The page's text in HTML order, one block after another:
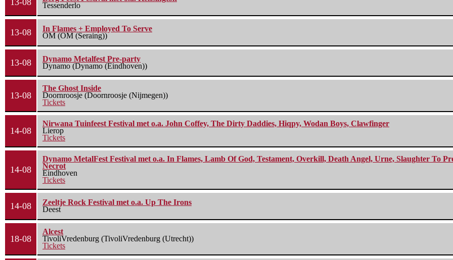
13-08
Tessenderlo
13-08
In Flames + Employed To Serve
OM (OM (Seraing))
13-08
Dynamo Metalfest Pre-party
Dynamo (Dynamo (Eindhoven))
13-08
The Ghost Inside
Doornroosje (Doornroosje (Nijmegen))
Tickets
14-08
Nirwana Tuinfeest Festival met o.a. John Coffey, The Dirty Daddies, Hiqpy, Wodan Boys, Clawfinger
Lierop
Tickets
14-08
Dynamo MetalFest Festival met o.a. In Flames, Lamb Of God, Testament, Overkill, Death Angel, Urne, Slaughter To
Necrot
Eindhoven
Tickets
14-08
Zeeltje Rock Festival met o.a. Up The Irons
Deest
18-08
Alcest
TivoliVredenburg (TivoliVredenburg (Utrecht))
Tickets